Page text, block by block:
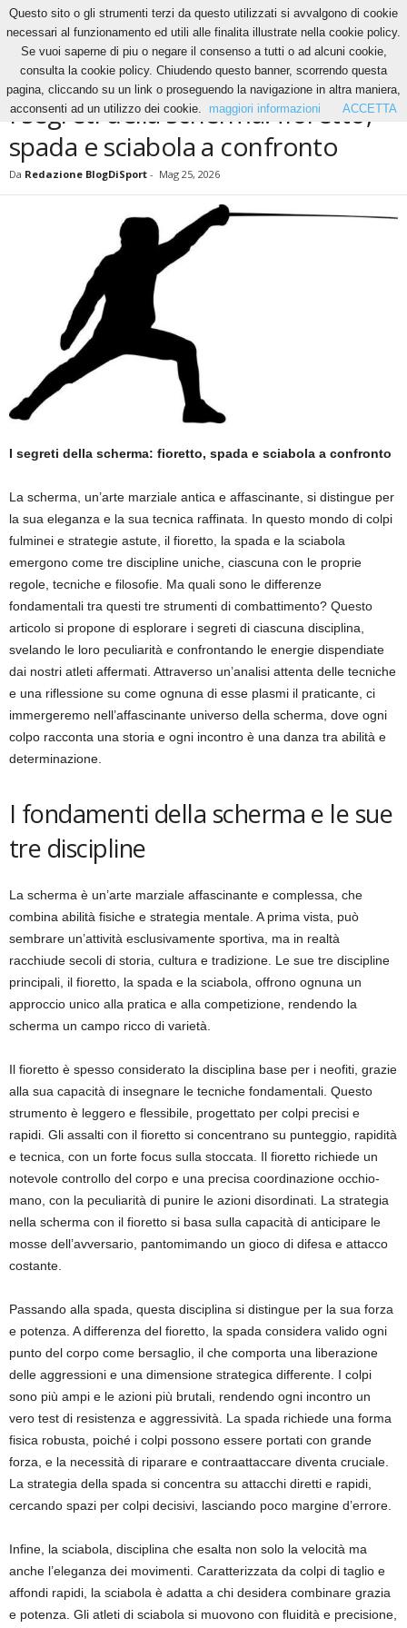
News I segreti della scherma: fioretto, spada e sciabola a confronto
NEWS
I segreti della scherma: fioretto,
spada e sciabola a confronto
Da Redazione BlogDiSport - Mag 25, 2026
I segreti della scherma: fioretto, spada e sciabola a confronto
La scherma, un’arte marziale antica e affascinante, si distingue per
la sua eleganza e la sua tecnica raffinata. In questo mondo di colpi
fulminei e strategie astute, il fioretto, la spada e la sciabola
emergono come tre discipline uniche, ciascuna con le proprie
regole, tecniche e filosofie. Ma quali sono le differenze
fondamentali tra questi tre strumenti di combattimento? Questo
articolo si propone di esplorare i segreti di ciascuna disciplina,
svelando le loro peculiarità e confrontando le energie dispendiate
dai nostri atleti affermati. Attraverso un’analisi attenta delle tecniche
e una riflessione su come ognuna di esse plasmi il praticante, ci
immergeremo nell’affascinante universo della scherma, dove ogni
colpo racconta una storia e ogni incontro è una danza tra abilità e
determinazione.
I fondamenti della scherma e le sue
tre discipline
La scherma è un’arte marziale affascinante e complessa, che
combina abilità fisiche e strategia mentale. A prima vista, può
sembrare un’attività esclusivamente sportiva, ma in realtà
racchiude secoli di storia, cultura e tradizione. Le sue tre discipline
principali, il fioretto, la spada e la sciabola, offrono ognuna un
approccio unico alla pratica e alla competizione, rendendo la
scherma un campo ricco di varietà.
Il fioretto è spesso considerato la disciplina base per i neofiti, grazie
alla sua capacità di insegnare le tecniche fondamentali. Questo
strumento è leggero e flessibile, progettato per colpi precisi e
rapidi. Gli assalti con il fioretto si concentrano su punteggio, rapidità
e tecnica, con un forte focus sulla stoccata. Il fioretto richiede un
notevole controllo del corpo e una precisa coordinazione occhio-
mano, con la peculiarità di punire le azioni disordinati. La strategia
nella scherma con il fioretto si basa sulla capacità di anticipare le
mosse dell’avversario, pantomimando un gioco di difesa e attacco
costante.
Passando alla spada, questa disciplina si distingue per la sua forza
e potenza. A differenza del fioretto, la spada considera valido ogni
punto del corpo come bersaglio, il che comporta una liberazione
delle aggressioni e una dimensione strategica differente. I colpi
sono più ampi e le azioni più brutali, rendendo ogni incontro un
vero test di resistenza e aggressività. La spada richiede una forma
fisica robusta, poiché i colpi possono essere portati con grande
forza, e la necessità di riparare e contraattaccare diventa cruciale.
La strategia della spada si concentra su attacchi diretti e rapidi,
cercando spazi per colpi decisivi, lasciando poco margine d’errore.
Infine, la sciabola, disciplina che esalta non solo la velocità ma
anche l’eleganza dei movimenti. Caratterizzata da colpi di taglio e
affondi rapidi, la sciabola è adatta a chi desidera combinare grazia
e potenza. Gli atleti di sciabola si muovono con fluidità e precisione,
Questo sito o gli strumenti terzi da questo utilizzati si avvalgono di cookie
necessari al funzionamento ed utili alle finalita illustrate nella cookie policy.
Se vuoi saperne di piu o negare il consenso a tutti o ad alcuni cookie,
consulta la cookie policy. Chiudendo questo banner, scorrendo questa
pagina, cliccando su un link o proseguendo la navigazione in altra maniera,
acconsenti ad un utilizzo dei cookie.
maggiori informazioni ACCETTA